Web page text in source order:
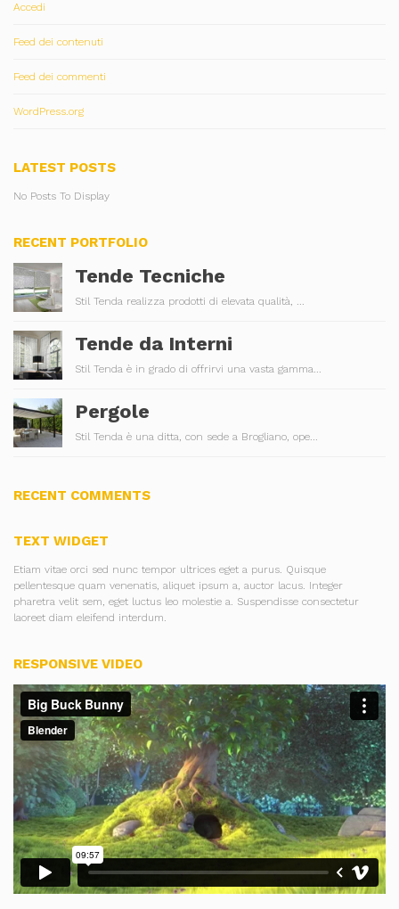
Accedi
Feed dei contenuti
Feed dei commenti
WordPress.org
LATEST POSTS
No Posts To Display
RECENT PORTFOLIO
Tende Tecniche
Stil Tenda realizza prodotti di elevata qualità, ...
Tende da Interni
Stil Tenda è in grado di offrirvi una vasta gamma...
Pergole
Stil Tenda è una ditta, con sede a Brogliano, ope...
RECENT COMMENTS
TEXT WIDGET
Etiam vitae orci sed nunc tempor ultrices eget a purus. Quisque
pellentesque quam venenatis, aliquet ipsum a, auctor lacus. Integer
pharetra velit sem, eget luctus leo molestie a. Suspendisse consectetur
laoreet diam eleifend interdum.
RESPONSIVE VIDEO